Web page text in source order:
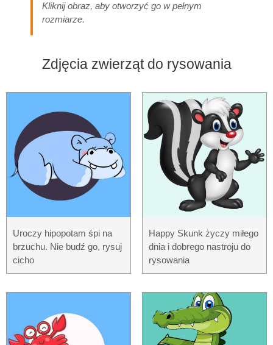
Kliknij obraz, aby otworzyć go w pełnym
rozmiarze.
Zdjęcia zwierząt do rysowania
Uroczy hipopotam śpi na
brzuchu. Nie budź go, rysuj
cicho
Happy Skunk życzy miłego
dnia i dobrego nastroju do
rysowania